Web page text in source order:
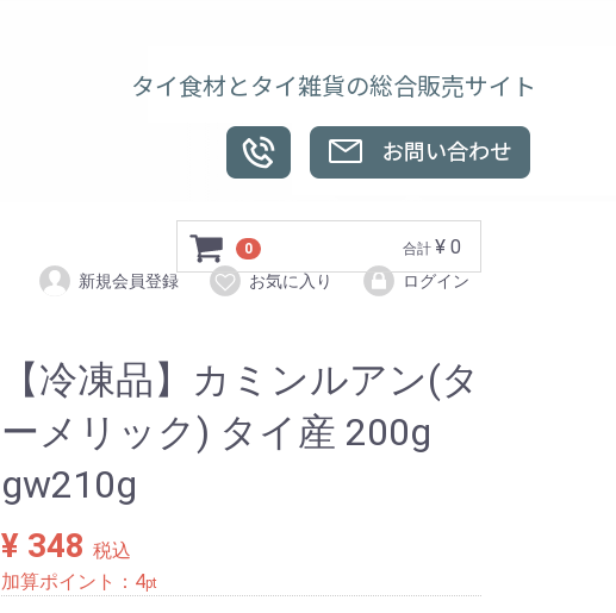
タイ食材とタイ雑貨の総合販売サイト
0 合計 ¥ 0
新規会員登録 お気に入り ログイン
【冷凍品】カミンルアン(タ
ーメリック) タイ産 200g
gw210g
¥ 348 税込
加算ポイント： 4pt